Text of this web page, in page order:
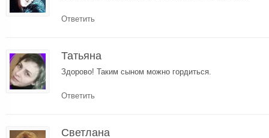
Ответить
Татьяна
Здорово! Таким сыном можно гордиться.
Ответить
Светлана